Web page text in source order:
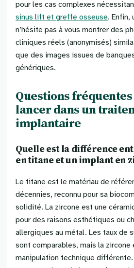
pour les cas complexes
sinus lift et greffe osseuse. Enfin,
n’hésite pas à vous montrer des
cliniques réels (anonymisés)
que des images issues de
génériques.
Questions fréquentes
lancer dans un
implantaire
Quelle est la différence
en titane et un implant en
Le titane est le matériau de
décennies, reconnu pour sa
solidité. La zircone est une
pour des raisons esthétiques ou
allergiques au métal. Les taux de
sont comparables, mais la zircone
manipulation technique